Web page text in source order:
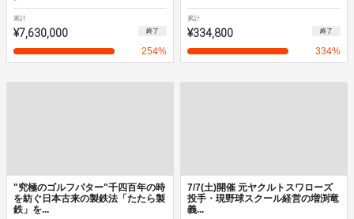
累計
¥7,630,000 終了
254%
累計
¥334,800 終了
334%
"究極のゴルフパター"千四百年の時
を紡ぐ日本古来の製鉄法「たたら製
鉄」を...
7/7(土)開催 元ヤクルトスワローズ
投手・現野球スクール経営の増渕竜
義...